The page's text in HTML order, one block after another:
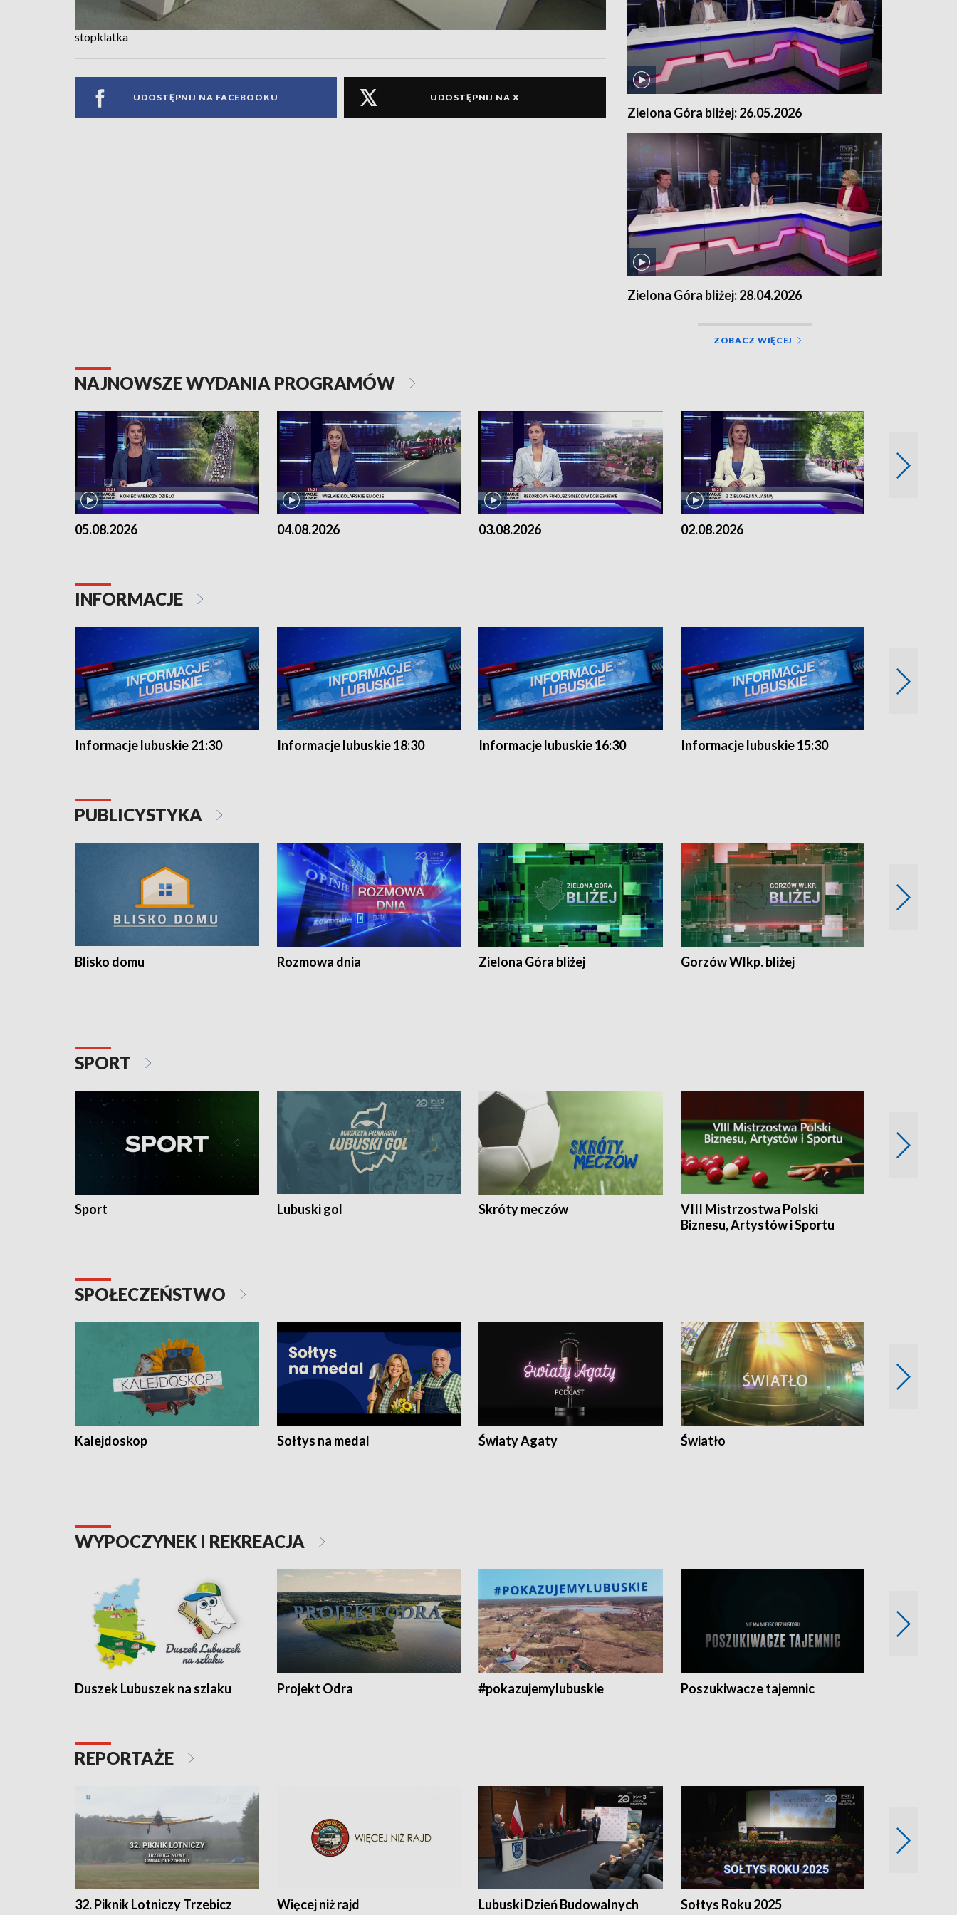
stopklatka
UDOSTĘPNIJ NA FACEBOOKU UDOSTĘPNIJ NA X
Zielona Góra bliżej: 26.05.2026
Zielona Góra bliżej: 28.04.2026
ZOBACZ WIĘCEJ
NAJNOWSZE WYDANIA PROGRAMÓW
05.08.2026 04.08.2026 03.08.2026 02.08.2026
INFORMACJE
Informacje lubuskie 21:30 Informacje lubuskie 18:30 Informacje lubuskie 16:30 Informacje lubuskie 15:30
PUBLICYSTYKA
Blisko domu Rozmowa dnia Zielona Góra bliżej Gorzów Wlkp. bliżej
SPORT
Sport Lubuski gol Skróty meczów
VIII Mistrzostwa Polski
Biznesu, Artystów i Sportu
SPOŁECZEŃSTWO
Kalejdoskop Sołtys na medal Światy Agaty Światło
WYPOCZYNEK I REKREACJA
Duszek Lubuszek na szlaku Projekt Odra #pokazujemylubuskie Poszukiwacze tajemnic
REPORTAŻE
32. Piknik Lotniczy Trzebicz
Więcej niż rajd Lubuski Dzień Budowalnych Sołtys Roku 2025